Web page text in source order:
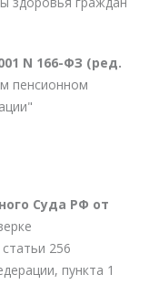
N 166-ФЗ (ред.
пенсионном
Суда РФ от
256
пункта 1